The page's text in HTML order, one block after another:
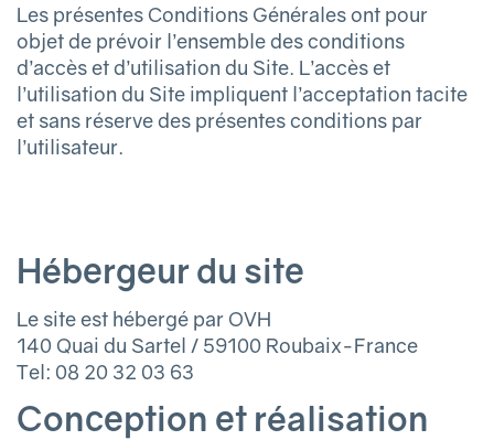
Les présentes Conditions Générales ont pour
objet de prévoir l’ensemble des conditions
d’accès et d’utilisation du Site. L’accès et
l’utilisation du Site impliquent l’acceptation tacite
et sans réserve des présentes conditions par
l’utilisateur.
Hébergeur du site
Le site est hébergé par OVH
140 Quai du Sartel / 59100 Roubaix-France
Tel: 08 20 32 03 63
Conception et réalisation